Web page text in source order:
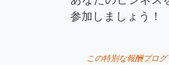
参加しましょう！
この特別な報酬プロ